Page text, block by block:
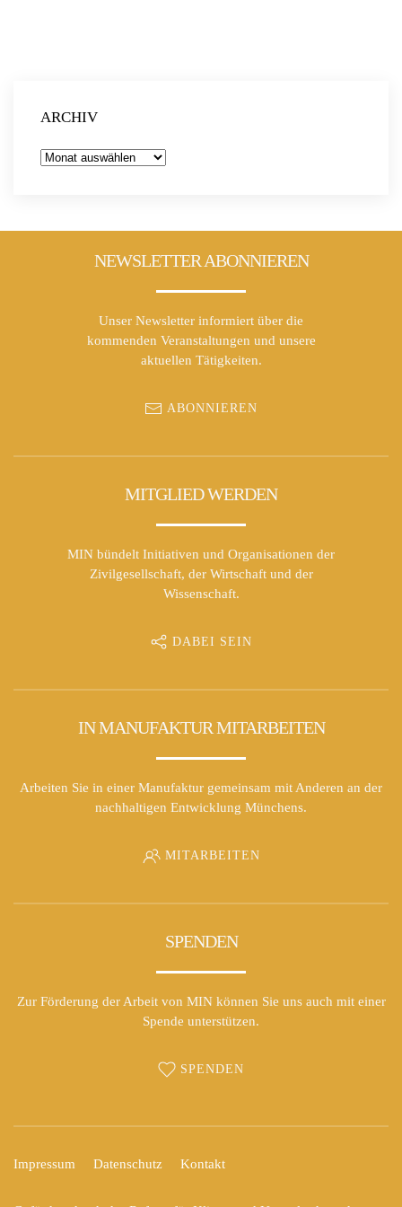
ARCHIV
Archiv
NEWSLETTER ABONNIEREN
Unser Newsletter informiert über die
kommenden Veranstaltungen und unsere
aktuellen Tätigkeiten.
ABONNIEREN
MITGLIED WERDEN
MIN bündelt Initiativen und Organisationen der
Zivilgesellschaft, der Wirtschaft und der
Wissenschaft.
DABEI SEIN
IN MANUFAKTUR MITARBEITEN
Arbeiten Sie in einer Manufaktur gemeinsam mit Anderen an der
nachhaltigen Entwicklung Münchens.
MITARBEITEN
SPENDEN
Zur Förderung der Arbeit von MIN können Sie uns auch mit einer
Spende unterstützen.
SPENDEN
Impressum Datenschutz Kontakt